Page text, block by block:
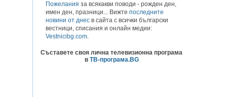
Пожелания за всякакви поводи - рожден ден,
имен ден, празници... Вижте последните
новини от днес в сайта с всички български
вестници, списания и онлайн медии:
Vestnicibg.com.
Съставете своя лична телевизионна програма
в ТВ-програма.BG